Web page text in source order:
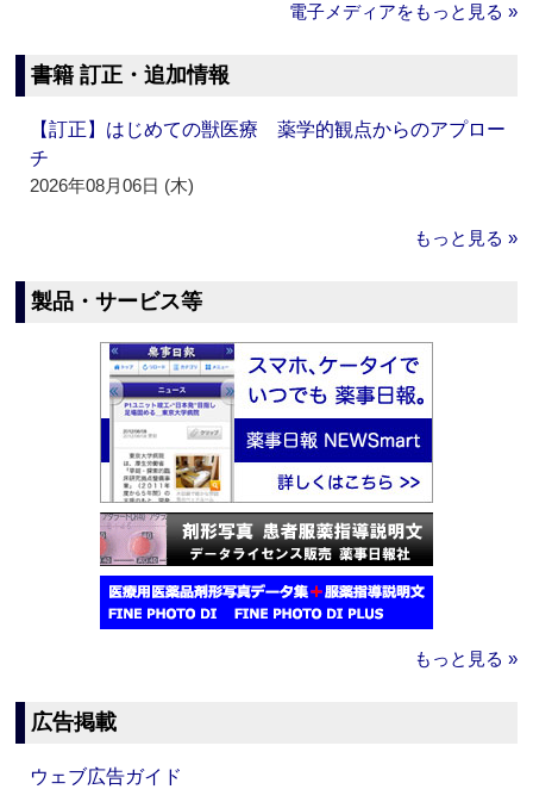
電子メディアをもっと見る »
書籍 訂正・追加情報
【訂正】はじめての獣医療 薬学的観点からのアプロー
チ
2026年08月06日 (木)
もっと見る »
製品・サービス等
もっと見る »
広告掲載
ウェブ広告ガイド